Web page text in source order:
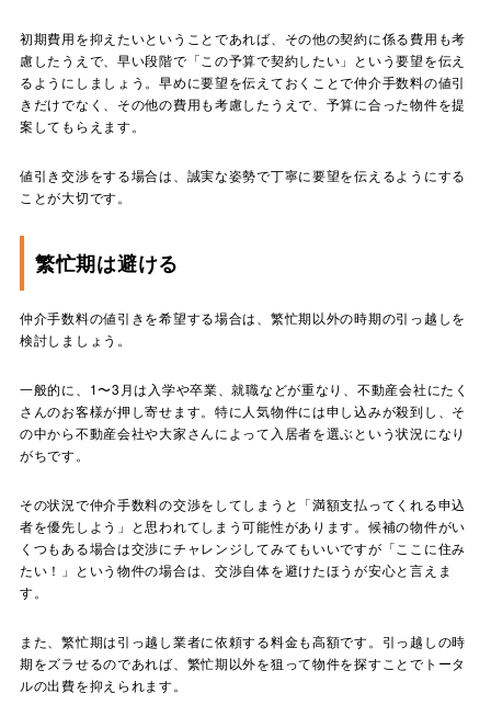
初期費用を抑えたいということであれば、その他の契約に係る費用も考
慮したうえで、早い段階で「この予算で契約したい」という要望を伝え
るようにしましょう。早めに要望を伝えておくことで仲介手数料の値引
きだけでなく、その他の費用も考慮したうえで、予算に合った物件を提
案してもらえます。
値引き交渉をする場合は、誠実な姿勢で丁寧に要望を伝えるようにする
ことが大切です。
繁忙期は避ける
仲介手数料の値引きを希望する場合は、繁忙期以外の時期の引っ越しを
検討しましょう。
一般的に、1〜3月は入学や卒業、就職などが重なり、不動産会社にたく
さんのお客様が押し寄せます。特に人気物件には申し込みが殺到し、そ
の中から不動産会社や大家さんによって入居者を選ぶという状況になり
がちです。
その状況で仲介手数料の交渉をしてしまうと「満額支払ってくれる申込
者を優先しよう」と思われてしまう可能性があります。候補の物件がい
くつもある場合は交渉にチャレンジしてみてもいいですが「ここに住み
たい！」という物件の場合は、交渉自体を避けたほうが安心と言えま
す。
また、繁忙期は引っ越し業者に依頼する料金も高額です。引っ越しの時
期をズラせるのであれば、繁忙期以外を狙って物件を探すことでトータ
ルの出費を抑えられます。